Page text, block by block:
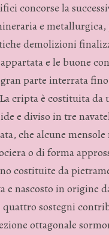
concorse la
e
demolizioni
e le buone
parte interrata
cripta è costituita da
e diviso in tre
che alcune
o di forma
costituite da
e nascosto in origine
sostegni
ottagonale